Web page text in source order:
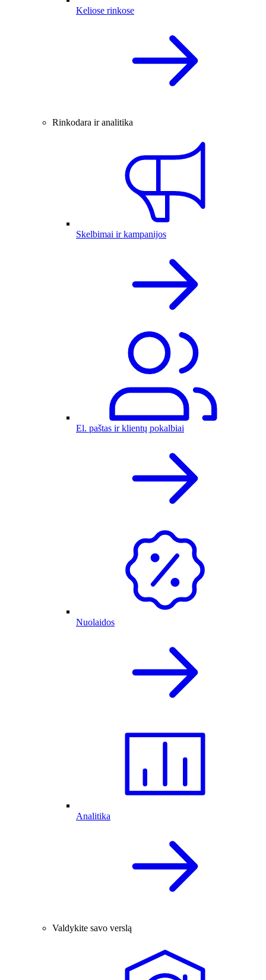
Keliose rinkose
Rinkodara ir analitika
Skelbimai ir kampanijos
El. paštas ir klientų pokalbiai
Nuolaidos
Analitika
Valdykite savo verslą